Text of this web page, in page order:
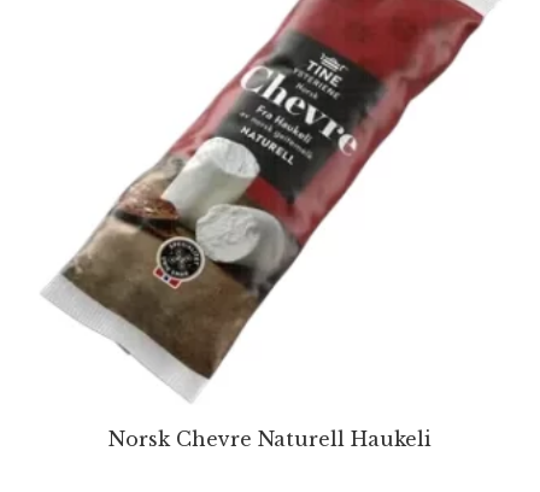
Norsk Chevre Naturell Haukeli